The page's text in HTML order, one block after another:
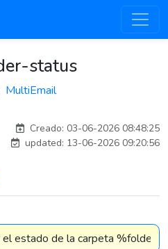
status
MultiEmail
Creado: 03-06-2026 08:48:25
updated: 13-06-2026 09:20:56